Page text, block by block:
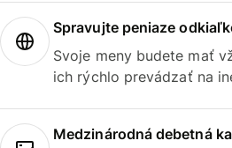
Spravujte peniaze
Svoje meny budete mať
ich rýchlo prevádzať na
Medzinárodná debetná